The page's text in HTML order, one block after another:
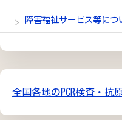
障害福祉サービス等につ
全国各地のPCR検査・抗